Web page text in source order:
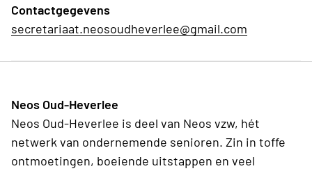
Contactgegevens
secretariaat.neosoudheverlee@gmail.com
Neos Oud-Heverlee
Neos Oud-Heverlee is deel van Neos vzw, hét
netwerk van ondernemende senioren. Zin in toffe
ontmoetingen, boeiende uitstappen en veel